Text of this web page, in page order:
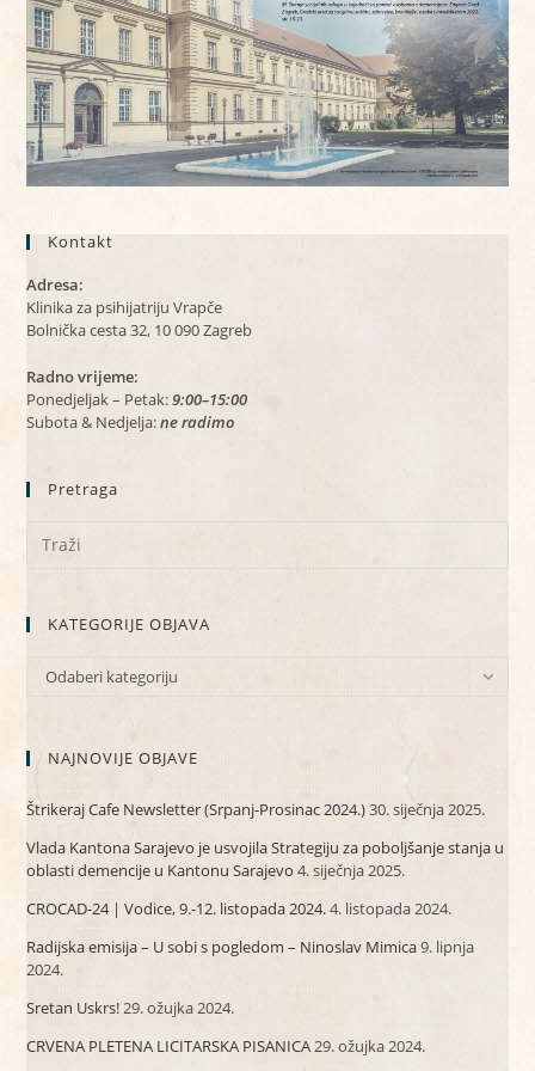
Kontakt
Adresa:
Klinika za psihijatriju Vrapče
Bolnička cesta 32, 10 090 Zagreb
Radno vrijeme:
Ponedjeljak – Petak:9:00–15:00
Subota & Nedjelja:ne radimo
Pretraga
KATEGORIJE OBJAVA
KATEGORIJE
Odaberi kategoriju
NAJNOVIJE OBJAVE
Štrikeraj Cafe Newsletter (Srpanj-Prosinac 2024.)30. siječnja 2025.
Vlada Kantona Sarajevo je usvojila Strategiju za poboljšanje stanja u
oblasti demencije u Kantonu Sarajevo 4. siječnja 2025.
CROCAD-24 | Vodice, 9.-12. listopada 2024.4. listopada 2024.
Radijska emisija – U sobi s pogledom – Ninoslav Mimica9. lipnja
2024.
Sretan Uskrs!29. ožujka 2024.
CRVENA PLETENA LICITARSKA PISANICA29. ožujka 2024.